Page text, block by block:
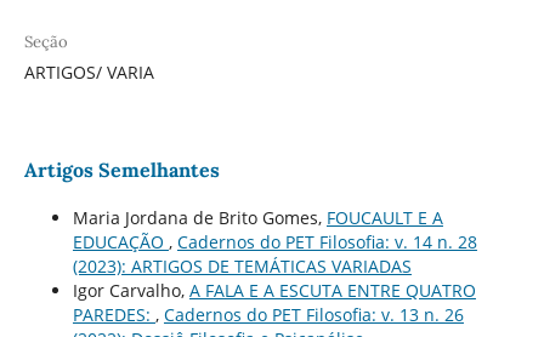
Seção
ARTIGOS/ VARIA
Artigos Semelhantes
Maria Jordana de Brito Gomes, FOUCAULT E A
EDUCAÇÃO , Cadernos do PET Filosofia: v. 14 n. 28
(2023): ARTIGOS DE TEMÁTICAS VARIADAS
Igor Carvalho, A FALA E A ESCUTA ENTRE QUATRO
PAREDES: , Cadernos do PET Filosofia: v. 13 n. 26